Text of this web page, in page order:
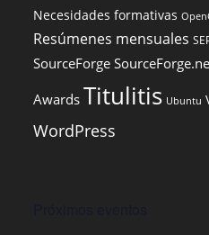
Necesidades formativas
Resúmenes mensuales
SourceForge
Awards Titulitis Ubuntu
WordPress